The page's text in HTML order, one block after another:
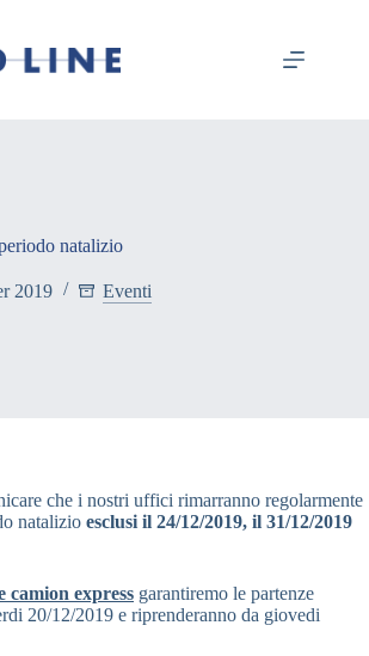
natalizio
2019 Eventi
che i nostri uffici rimarranno regolarmente
natalizio esclusi il 24/12/2019, il 31/12/2019
camion express garantiremo le partenze
20/12/2019 e riprenderanno da giovedi